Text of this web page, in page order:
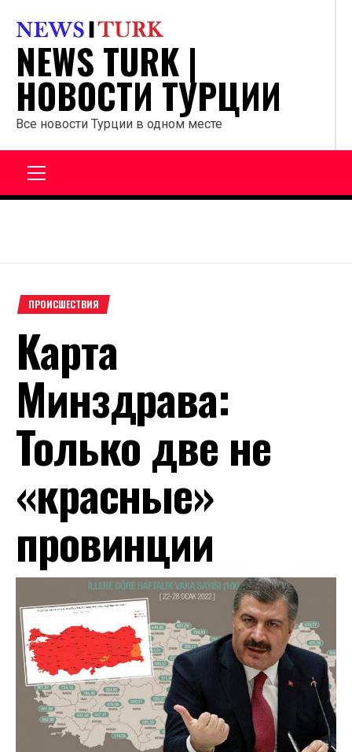
содержанию
NEWS TURK |
НОВОСТИ ТУРЦИИ
Все новости Турции в одном месте
ПРОИСШЕСТВИЯ
Карта
Минздрава:
Только две не
«красные»
провинции